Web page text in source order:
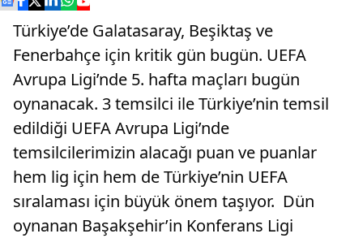
Türkiye’de Galatasaray, Beşiktaş ve
Fenerbahçe için kritik gün bugün. UEFA
Avrupa Ligi’nde 5. hafta maçları bugün
oynanacak. 3 temsilci ile Türkiye’nin temsil
edildiği UEFA Avrupa Ligi’nde
temsilcilerimizin alacağı puan ve puanlar
hem lig için hem de Türkiye’nin UEFA
sıralaması için büyük önem taşıyor. Dün
oynanan Başakşehir’in Konferans Ligi